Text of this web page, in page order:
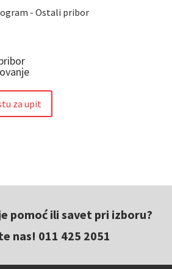
- Ostali pribor
za upit
pomoć ili savet pri izboru?
nas! 011 425 2051